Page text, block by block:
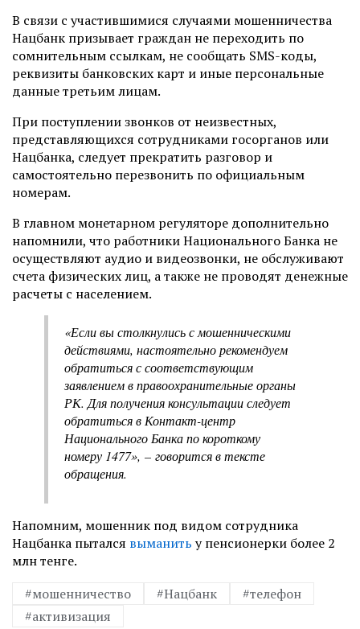
В связи с участившимися случаями мошенничества
Нацбанк призывает граждан не переходить по
сомнительным ссылкам, не сообщать SMS-коды,
реквизиты банковских карт и иные персональные
данные третьим лицам.
При поступлении звонков от неизвестных,
представляющихся сотрудниками госорганов или
Нацбанка, следует прекратить разговор и
самостоятельно перезвонить по официальным
номерам.
В главном монетарном регуляторе дополнительно
напомнили, что работники Национального Банка не
осуществляют аудио и видеозвонки, не обслуживают
счета физических лиц, а также не проводят денежные
расчеты с населением.
«Если вы столкнулись с мошенническими
действиями, настоятельно рекомендуем
обратиться с соответствующим
заявлением в правоохранительные органы
РК. Для получения консультации следует
обратиться в Контакт-центр
Национального Банка по короткому
номеру 1477», – говорится в тексте
обращения.
Напомним, мошенник под видом сотрудника
Нацбанка пытался выманить у пенсионерки более 2
млн тенге.
#мошенничество
#Нацбанк
#телефон
#активизация